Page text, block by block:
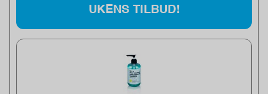
UKENS TILBUD!